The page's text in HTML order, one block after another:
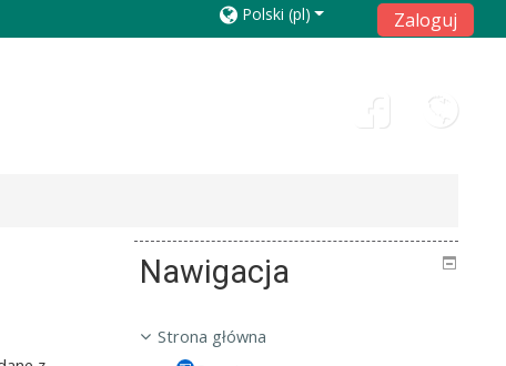
Polski ‎(pl)‎ Zaloguj
Nawigacja
Strona główna